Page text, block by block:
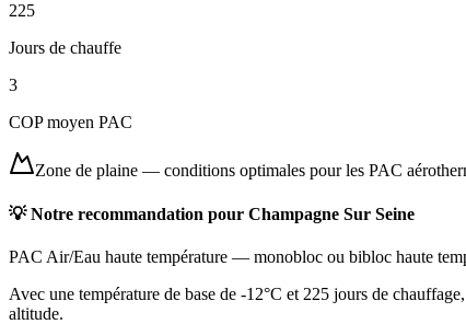
225
Jours de chauffe
3
COP moyen PAC
Zone de plaine — conditions optimales pour les PAC
💡 Notre recommandation pour Champagne Sur Seine
PAC Air/Eau haute température — monobloc ou bibloc haute
Avec une température de base de -12°C et 225 jours de
altitude.